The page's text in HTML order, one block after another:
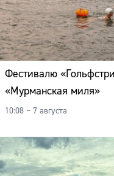
Фестивалю
«Мурманская миля»
10:08 – 7 августа